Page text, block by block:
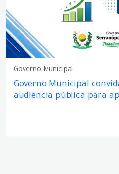
Governo Municipal
Governo Municipal
audiência pública para